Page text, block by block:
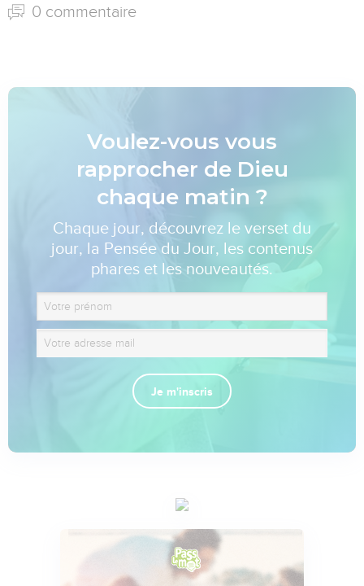
0 commentaire
Voulez-vous vous
rapprocher de Dieu
chaque matin ?
Chaque jour, découvrez le verset du
jour, la Pensée du Jour, les contenus
phares et les nouveautés.
Je m'inscris